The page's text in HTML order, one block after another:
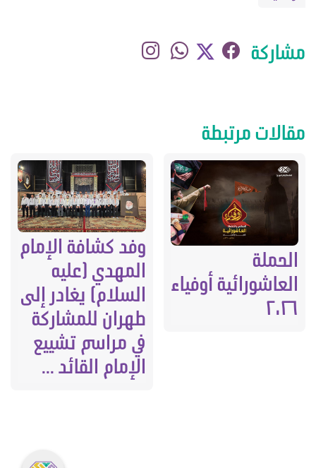
مشاركة
مقالات مرتبطة
وفد كشافة الإمام
المهدي (عليه
السلام) يغادر إلى
طهران للمشاركة
في مراسم تشييع
الإمام القائد ...
الحملة
العاشورائية أوفياء
٢٠٢٦